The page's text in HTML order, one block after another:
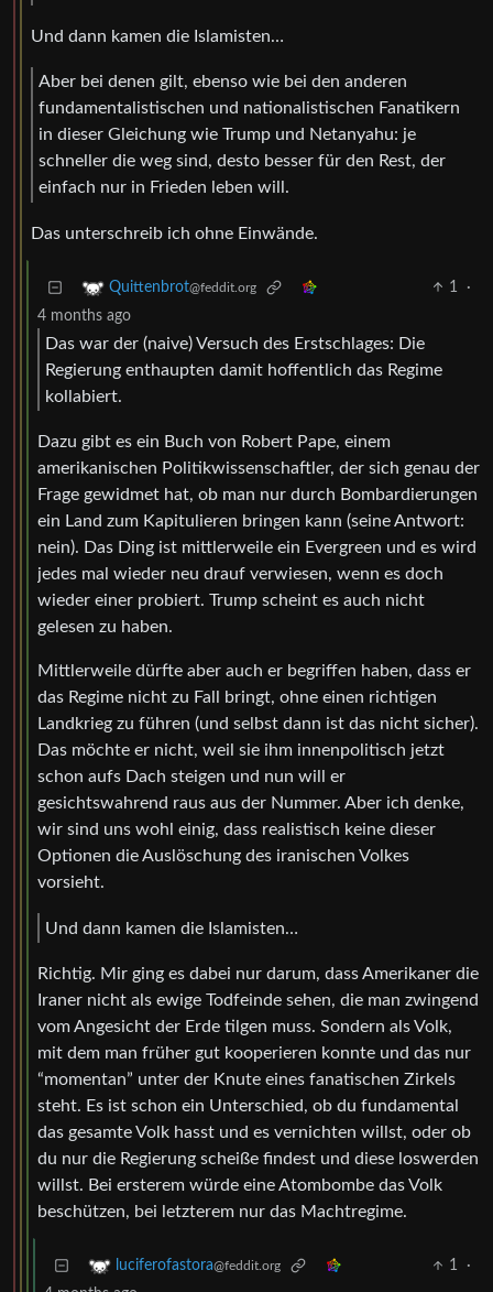
Und dann kamen die Islamisten…
Aber bei denen gilt, ebenso wie bei den anderen
fundamentalistischen und nationalistischen Fanatikern
in dieser Gleichung wie Trump und Netanyahu: je
schneller die weg sind, desto besser für den Rest, der
einfach nur in Frieden leben will.
Das unterschreib ich ohne Einwände.
Quittenbrot@feddit.org 1
·
4 months ago
Das war der (naive) Versuch des Erstschlages: Die
Regierung enthaupten damit hoffentlich das Regime
kollabiert.
Dazu gibt es ein Buch von Robert Pape, einem
amerikanischen Politikwissenschaftler, der sich genau der
Frage gewidmet hat, ob man nur durch Bombardierungen
ein Land zum Kapitulieren bringen kann (seine Antwort:
nein). Das Ding ist mittlerweile ein Evergreen und es wird
jedes mal wieder neu drauf verwiesen, wenn es doch
wieder einer probiert. Trump scheint es auch nicht
gelesen zu haben.
Mittlerweile dürfte aber auch er begriffen haben, dass er
das Regime nicht zu Fall bringt, ohne einen richtigen
Landkrieg zu führen (und selbst dann ist das nicht sicher).
Das möchte er nicht, weil sie ihm innenpolitisch jetzt
schon aufs Dach steigen und nun will er
gesichtswahrend raus aus der Nummer. Aber ich denke,
wir sind uns wohl einig, dass realistisch keine dieser
Optionen die Auslöschung des iranischen Volkes
vorsieht.
Und dann kamen die Islamisten…
Richtig. Mir ging es dabei nur darum, dass Amerikaner die
Iraner nicht als ewige Todfeinde sehen, die man zwingend
vom Angesicht der Erde tilgen muss. Sondern als Volk,
mit dem man früher gut kooperieren konnte und das nur
“momentan” unter der Knute eines fanatischen Zirkels
steht. Es ist schon ein Unterschied, ob du fundamental
das gesamte Volk hasst und es vernichten willst, oder ob
du nur die Regierung scheiße findest und diese loswerden
willst. Bei ersterem würde eine Atombombe das Volk
beschützen, bei letzterem nur das Machtregime.
luciferofastora@feddit.org 1
·